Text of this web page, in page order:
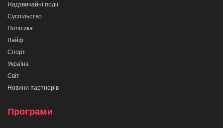
Надзвичайні події
Суспільство
Політика
Лайф
Спорт
Україна
Світ
Новини партнерів
Програми